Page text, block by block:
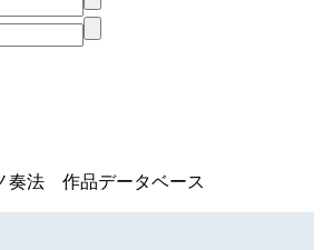
奏法 作品データベース